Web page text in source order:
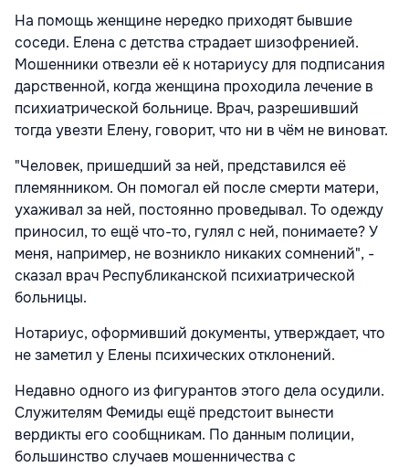
На помощь женщине нередко приходят бывшие
соседи. Елена с детства страдает шизофренией.
Мошенники отвезли её к нотариусу для подписания
дарственной, когда женщина проходила лечение в
психиатрической больнице. Врач, разрешивший
тогда увезти Елену, говорит, что ни в чём не виноват.
"Человек, пришедший за ней, представился её
племянником. Он помогал ей после смерти матери,
ухаживал за ней, постоянно проведывал. То одежду
приносил, то ещё что-то, гулял с ней, понимаете? У
меня, например, не возникло никаких сомнений", -
сказал врач Республиканской психиатрической
больницы.
Нотариус, оформивший документы, утверждает, что
не заметил у Елены психических отклонений.
Недавно одного из фигурантов этого дела осудили.
Служителям Фемиды ещё предстоит вынести
вердикты его сообщникам. По данным полиции,
большинство случаев мошенничества с